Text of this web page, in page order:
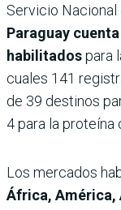
Servicio Nacional
Paraguay
habilitadospara
cuales 141
de 39 destinos
4 para la proteína
Los mercados
África, América,